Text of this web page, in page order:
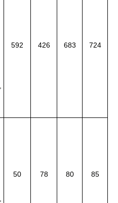
592 426 683 724
50 78 80 85